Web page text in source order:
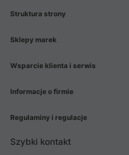
Struktura strony
Sklepy marek
Wsparcie klienta i serwis
Informacje o firmie
Regulaminy i regulacje
Szybki kontakt